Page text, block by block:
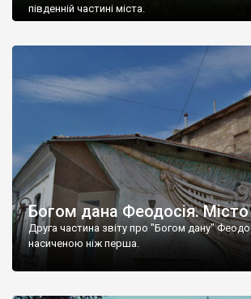
південній частині міста.
Богом дана Феодосія.
Друга частина звіту про "Богом дану"
насиченою ніж перша.